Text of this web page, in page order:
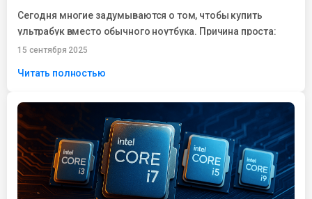
Сегодня многие задумываются о том, чтобы купить
ультрабук вместо обычного ноутбука. Причина проста:
компактные размеры, лёгкий вес, высокая
15 сентября 2025
Читать полностью